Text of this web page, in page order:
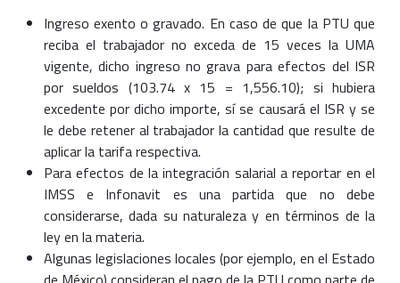
Ingreso exento o gravado. En caso de que la PTU que
reciba el trabajador no exceda de 15 veces la UMA
vigente, dicho ingreso no grava para efectos del ISR
por sueldos (103.74 x 15 = 1,556.10); si hubiera
excedente por dicho importe, sí se causará el ISR y se
le debe retener al trabajador la cantidad que resulte de
aplicar la tarifa respectiva.
Para efectos de la integración salarial a reportar en el
IMSS e Infonavit es una partida que no debe
considerarse, dada su naturaleza y en términos de la
ley en la materia.
Algunas legislaciones locales (por ejemplo, en el Estado